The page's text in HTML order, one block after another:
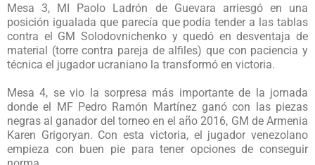
Mesa 3, MI Paolo Ladrón de Guevara arriesgó en una
posición igualada que parecía que podía tender a las tablas
contra el GM Solodovnichenko y quedó en desventaja de
material (torre contra pareja de alfiles) que con paciencia y
técnica el jugador ucraniano la transformó en victoria.
Mesa 4, se vio la sorpresa más importante de la jornada
donde el MF Pedro Ramón Martínez ganó con las piezas
negras al ganador del torneo en el año 2016, GM de Armenia
Karen Grigoryan. Con esta victoria, el jugador venezolano
empieza con buen pie para tener opciones de conseguir